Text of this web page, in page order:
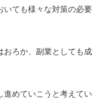
いても様々な対策の必要
おろか、副業としても成
進めていこうと考えてい